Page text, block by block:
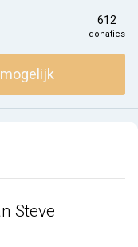
612
donaties
Steve